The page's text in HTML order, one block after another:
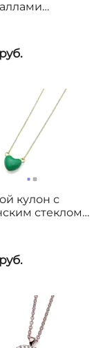
Drac
руб.
кулон с
стеклом
руб.